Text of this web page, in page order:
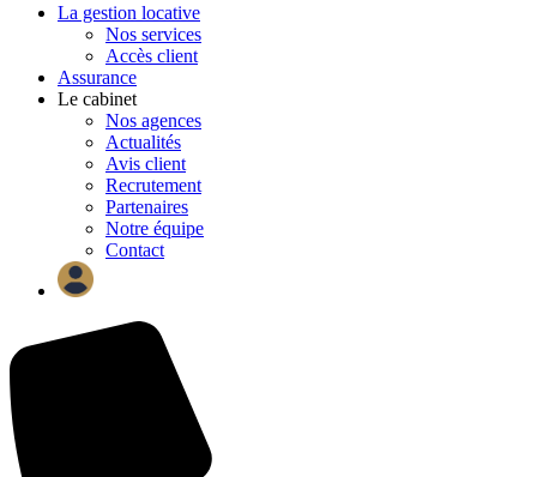
La gestion locative
Nos services
Accès client
Assurance
Le cabinet
Nos agences
Actualités
Avis client
Recrutement
Partenaires
Notre équipe
Contact